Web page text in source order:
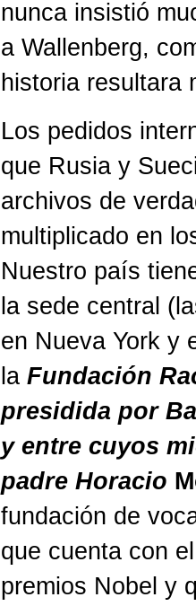
nunca insistió
a Wallenberg,
historia resultara
Los pedidos
que Rusia y
archivos de
multiplicado en
Nuestro país
la sede central
en Nueva York y
la Fundación
presidida por
y entre cuyos
padre Horacio
fundación de
que cuenta con
premios Nobel y